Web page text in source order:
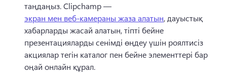
таңдаңыз. Clipchamp —
экран мен веб-камераны жаза алатын, дауыстық
хабарларды жасай алатын, тіпті бейне
презентацияларды сенімді өңдеу үшін роялтисіз
акциялар тегін каталог пен бейне элементтері бар
оңай онлайн құрал.